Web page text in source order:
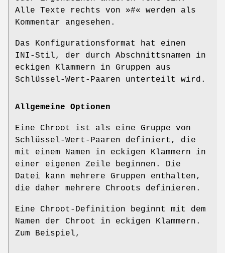
Alle Texte rechts von »#« werden als
Kommentar angesehen.
Das Konfigurationsformat hat einen
INI-Stil, der durch Abschnittsnamen in
eckigen Klammern in Gruppen aus
Schlüssel-Wert-Paaren unterteilt wird.
Allgemeine Optionen
Eine Chroot ist als eine Gruppe von
Schlüssel-Wert-Paaren definiert, die
mit einem Namen in eckigen Klammern in
einer eigenen Zeile beginnen. Die
Datei kann mehrere Gruppen enthalten,
die daher mehrere Chroots definieren.
Eine Chroot-Definition beginnt mit dem
Namen der Chroot in eckigen Klammern.
Zum Beispiel,